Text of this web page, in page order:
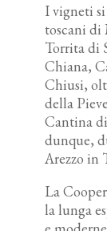
I vigneti
toscani di
Torrita di
Chiana,
Chiusi,
della
Cantina
dunque,
Arezzo in
La
la lunga